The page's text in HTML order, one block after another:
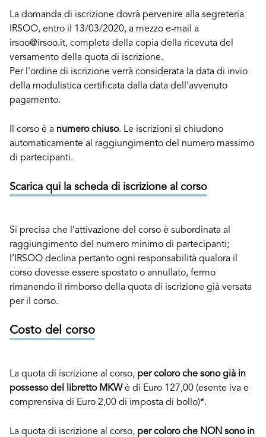
La domanda di iscrizione dovrà pervenire alla segreteria
IRSOO, entro il 13/03/2020, a mezzo e-mail a
irsoo@irsoo.it, completa della copia della ricevuta del
versamento della quota di iscrizione.
Per l'ordine di iscrizione verrà considerata la data di invio
della modulistica certificata dalla data dell’avvenuto
pagamento.
Il corso è a numero chiuso. Le iscrizioni si chiudono
automaticamente al raggiungimento del numero massimo
di partecipanti.
Scarica qui la scheda di iscrizione al corso
Si precisa che l’attivazione del corso è subordinata al
raggiungimento del numero minimo di partecipanti;
l’IRSOO declina pertanto ogni responsabilità qualora il
corso dovesse essere spostato o annullato, fermo
rimanendo il rimborso della quota di iscrizione già versata
per il corso.
Costo del corso
La quota di iscrizione al corso, per coloro che sono già in
possesso del libretto MKW è di Euro 127,00 (esente iva e
comprensiva di Euro 2,00 di imposta di bollo)*.
La quota di iscrizione al corso, per coloro che NON sono in